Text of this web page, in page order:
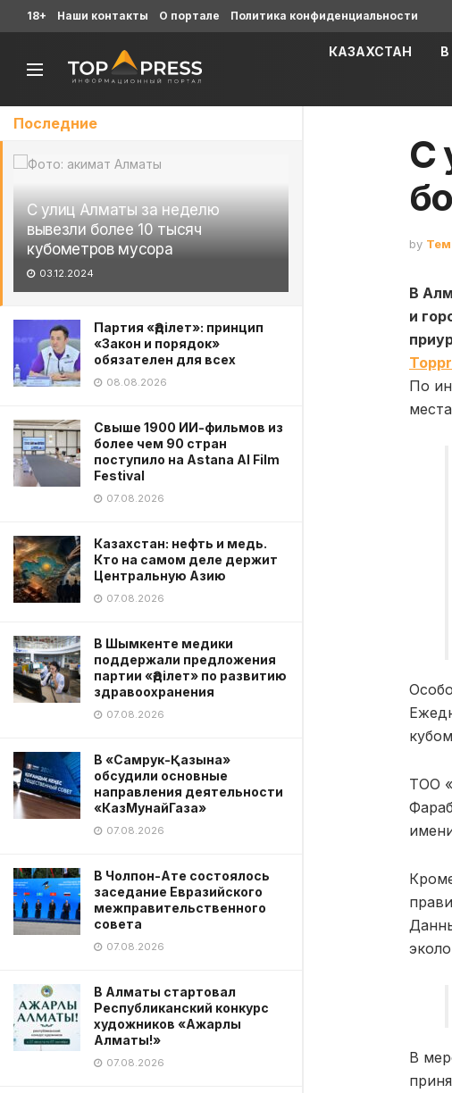
Последние
С улиц Алматы за неделю
вывезли более 10 тысяч
кубометров мусора
03.12.2024
Партия «Әділет»: принцип
«Закон и порядок»
обязателен для всех
08.08.2026
Свыше 1900 ИИ-фильмов из
более чем 90 стран
поступило на Astana AI Film
Festival
07.08.2026
Казахстан: нефть и медь.
Кто на самом деле держит
Центральную Азию
07.08.2026
В Шымкенте медики
поддержали предложения
партии «Әділет» по развитию
здравоохранения
07.08.2026
В «Самрук-Қазына»
обсудили основные
направления деятельности
«КазМунайГаза»
07.08.2026
В Чолпон-Ате состоялось
заседание Евразийского
межправительственного
совета
07.08.2026
В Алматы стартовал
Республиканский конкурс
художников «Ажарлы
Алматы!»
07.08.2026
18+ Наши контакты О портале Политика конфиденциальности
КАЗАХСТАН
С
by
В
и
По
ТОО
В